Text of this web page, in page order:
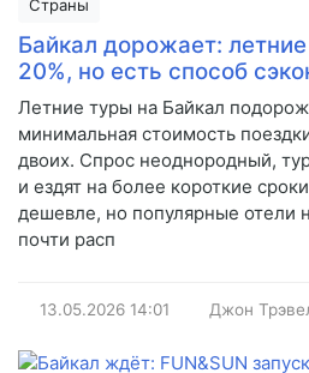
Страны
Байкал дорожает:
20%, но есть способ
Летние туры на Байкал
минимальная стоимость
двоих. Спрос неоднородный,
и ездят на более короткие
дешевле, но популярные отели
почти расп
13.05.2026 14:01 Джон